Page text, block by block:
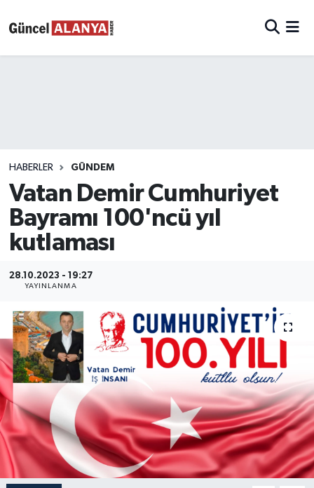
HABERLER GÜNDEM
Vatan Demir Cumhuriyet
Bayramı 100'ncü yıl
kutlaması
28.10.2023 - 19:27
YAYINLANMA